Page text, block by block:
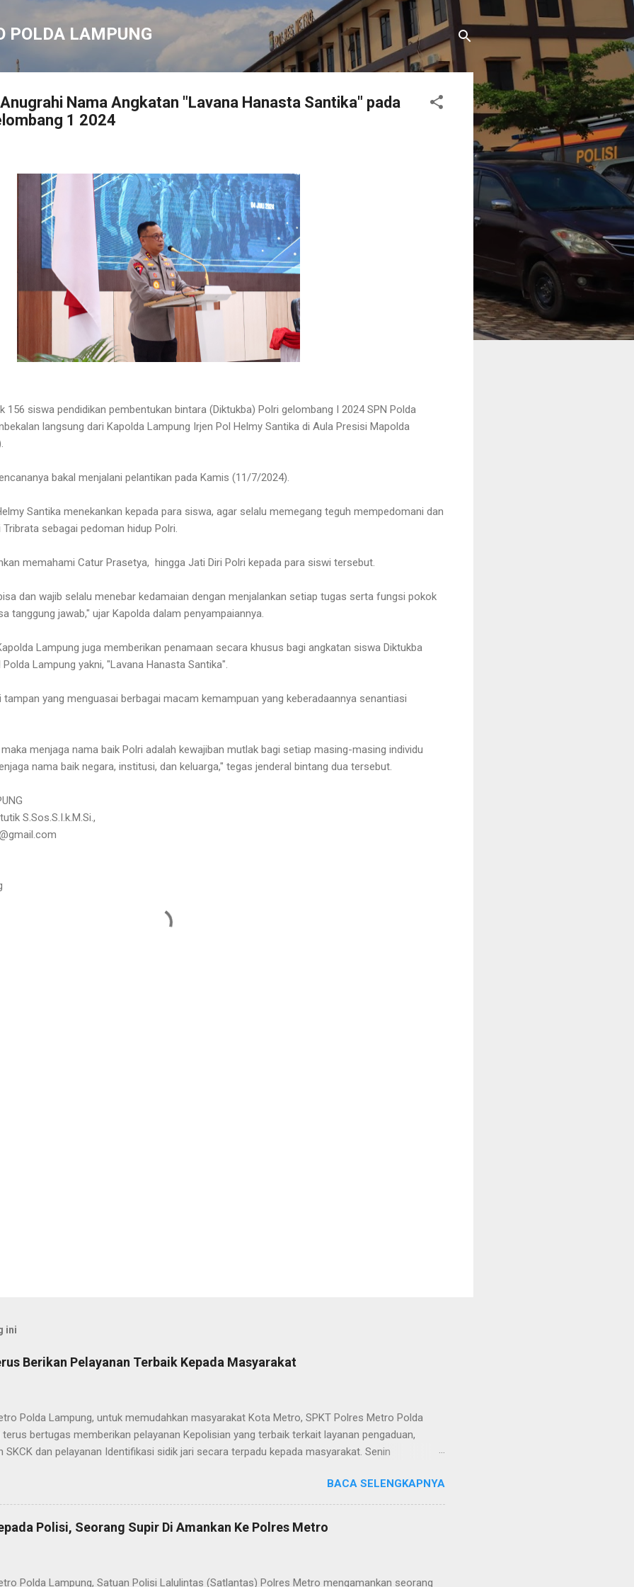
Langsung ke konten utama
POLDA LAMPUNG
Nama Angkatan "Lavana Hanasta Santika" pada
1 2024
156 siswa pendidikan pembentukan bintara (Diktukba) Polri gelombang I 2024 SPN Polda
langsung dari Kapolda Lampung Irjen Pol Helmy Santika di Aula Presisi Mapolda
bakal menjalani pelantikan pada Kamis (11/7/2024).
Santika menekankan kepada para siswa, agar selalu memegang teguh mempedomani dan
sebagai pedoman hidup Polri.
memahami Catur Prasetya, hingga Jati Diri Polri kepada para siswi tersebut.
dan wajib selalu menebar kedamaian dengan menjalankan setiap tugas serta fungsi pokok
tanggung jawab," ujar Kapolda dalam penyampaiannya.
Lampung juga memberikan penamaan secara khusus bagi angkatan siswa Diktukba
Lampung yakni, "Lavana Hanasta Santika".
tampan yang menguasai berbagai macam kemampuan yang keberadaannya senantiasi
menjaga nama baik Polri adalah kewajiban mutlak bagi setiap masing-masing individu
nama baik negara, institusi, dan keluarga," tegas jenderal bintang dua tersebut.
S.Sos.S.I.k.M.Si.,
ini
Berikan Pelayanan Terbaik Kepada Masyarakat
Polda Lampung, untuk memudahkan masyarakat Kota Metro, SPKT Polres Metro Polda
bertugas memberikan pelayanan Kepolisian yang terbaik terkait layanan pengaduan,
SKCK dan pelayanan Identifikasi sidik jari secara terpadu kepada masyarakat. Senin
telah berusaha memberikan pelayanan terbaik kepada masyarakat. Kapolres Metro AKBP
Nugroho S.IK, M.IK mengatakan “SPKT Polres Metro akan terus berusaha memberikan
yang terbaik kepada masyarakat yang membutuhkan pelayanan kepolisian, baik informasi
lainnya.” “SPKT adalah pusat jaringan dari sistem fungsi Kepolisian, ketika telah
BACA SELENGKAPNYA
Polisi, Seorang Supir Di Amankan Ke Polres Metro
Polda Lampung, Satuan Polisi Lalulintas (Satlantas) Polres Metro mengamankan seorang